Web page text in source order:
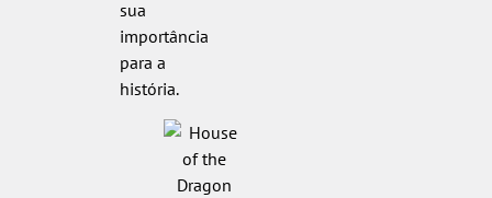
sua
importância
para a
história.